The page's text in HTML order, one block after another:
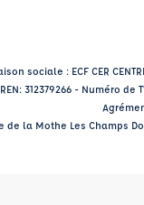
sociale : ECF CER
312379266 - Numéro de
de la Mothe Les Champs